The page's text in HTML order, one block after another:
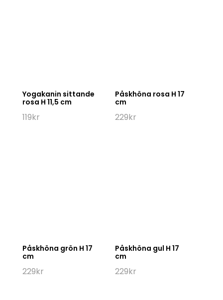
Yogakanin sittande
rosa H 11,5 cm
119kr
Påskhöna rosa H 17
cm
229kr
Påskhöna grön H 17
cm
229kr
Påskhöna gul H 17
cm
229kr